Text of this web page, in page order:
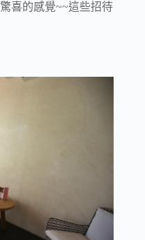
喜的感覺~~這些招待